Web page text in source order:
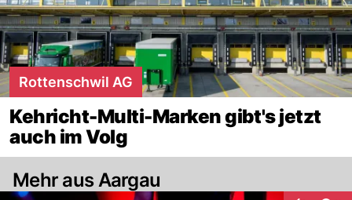
Rottenschwil AG
Kehricht-Multi-Marken gibt's jetzt
auch im Volg
Mehr aus Aargau